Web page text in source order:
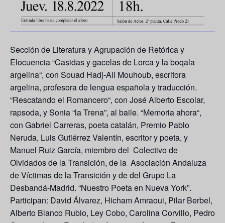
Sección de Literatura y Agrupación de Retórica y
Elocuencia “Casidas y gacelas de Lorca y la boqala
argelina“, con Souad Hadj-Ali Mouhoub, escritora
argelina, profesora de lengua española y traducción.
“Rescatando el Romancero“, con José Alberto Escolar,
rapsoda, y Sonia “la Trena”, al baile. “Memoria ahora“,
con Gabriel Carreras, poeta catalán, Premio Pablo
Neruda, Luis Gutiérrez Valentín, escritor y poeta, y
Manuel Ruiz García, miembro del Colectivo de
Olvidados de la Transición, de la Asociación Andaluza
de Víctimas de la Transición y de del Grupo La
Desbandá-Madrid. “Nuestro Poeta en Nueva York”.
Participan: David Álvarez, Hicham Amraoui, Pilar Berbel,
Alberto Blanco Rubio, Ley Cobo, Carolina Corvillo, Pedro